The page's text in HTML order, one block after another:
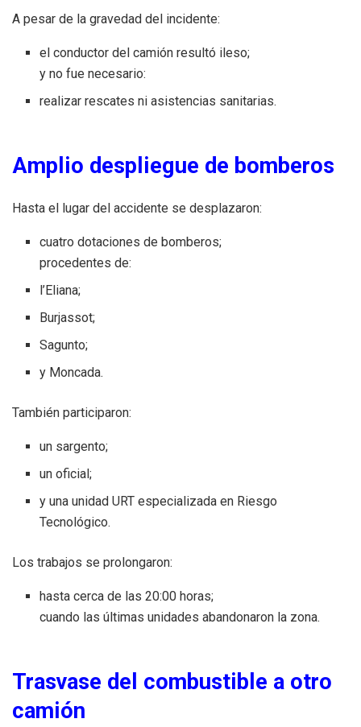
A pesar de la gravedad del incidente:
el conductor del camión resultó ileso;
y no fue necesario:
realizar rescates ni asistencias sanitarias.
Amplio despliegue de bomberos
Hasta el lugar del accidente se desplazaron:
cuatro dotaciones de bomberos;
procedentes de:
l’Eliana;
Burjassot;
Sagunto;
y Moncada.
También participaron:
un sargento;
un oficial;
y una unidad URT especializada en Riesgo
Tecnológico.
Los trabajos se prolongaron:
hasta cerca de las 20:00 horas;
cuando las últimas unidades abandonaron la zona.
Trasvase del combustible a otro
camión